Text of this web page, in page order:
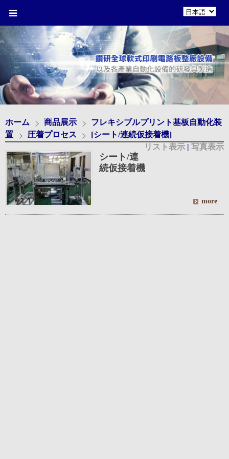
ホーム 商品展示
フレキシブルプリント基板自動化装
置
圧着プロセス
[シート/連続仮接着機]
リスト表示 | 写真表示
シート/連
続仮接着機